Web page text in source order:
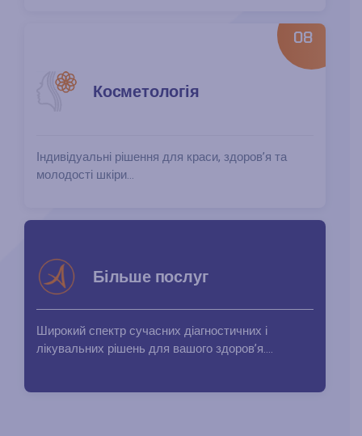
08
Косметологія
Індивідуальні рішення для краси, здоров’я та
молодості шкіри...
Більше послуг
Широкий спектр сучасних діагностичних і
лікувальних рішень для вашого здоров’я....